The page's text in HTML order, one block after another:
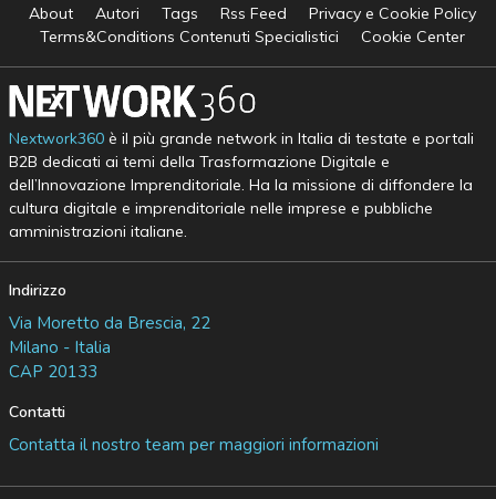
About Autori Tags Rss Feed
Privacy e Cookie Policy
Terms&Conditions Contenuti Specialistici
Cookie Center
Nextwork360è il più grande network in Italia di testate e portali
B2B dedicati ai temi della Trasformazione Digitale e
dell’Innovazione Imprenditoriale. Ha la missione di diffondere la
cultura digitale e imprenditoriale nelle imprese e pubbliche
amministrazioni italiane.
Indirizzo
Via Moretto da Brescia, 22
Milano - Italia
CAP 20133
Contatti
Contatta il nostro team per maggiori informazioni